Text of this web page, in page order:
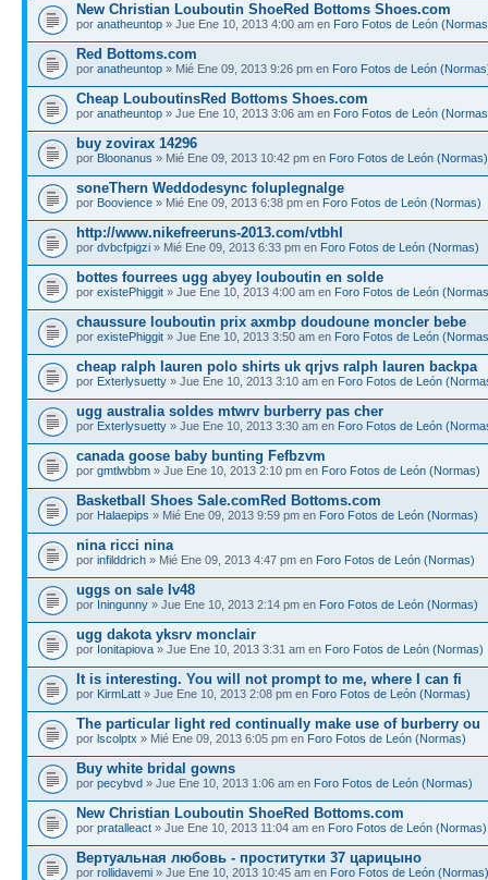
New Christian Louboutin ShoeRed Bottoms Shoes.com
por anatheuntop » Jue Ene 10, 2013 4:00 am en Foro Fotos de León
Red Bottoms.com
por anatheuntop » Mié Ene 09, 2013 9:26 pm en Foro Fotos de León
Cheap LouboutinsRed Bottoms Shoes.com
por anatheuntop » Jue Ene 10, 2013 3:06 am en Foro Fotos de León
buy zovirax 14296
por Bloonanus » Mié Ene 09, 2013 10:42 pm en Foro Fotos de León (Normas)
soneThern Weddodesync foluplegnalge
por Boovience » Mié Ene 09, 2013 6:38 pm en Foro Fotos de León (Normas)
http://www.nikefreeruns-2013.com/vtbhl
por dvbcfpigzi » Mié Ene 09, 2013 6:33 pm en Foro Fotos de León (Normas)
bottes fourrees ugg abyey louboutin en solde
por existePhiggit » Jue Ene 10, 2013 4:00 am en Foro Fotos de León
chaussure louboutin prix axmbp doudoune moncler bebe
por existePhiggit » Jue Ene 10, 2013 3:50 am en Foro Fotos de León
cheap ralph lauren polo shirts uk qrjvs ralph lauren backpa
por Exterlysuetty » Jue Ene 10, 2013 3:10 am en Foro Fotos de León
ugg australia soldes mtwrv burberry pas cher
por Exterlysuetty » Jue Ene 10, 2013 3:30 am en Foro Fotos de León
canada goose baby bunting Fefbzvm
por gmtlwbbm » Jue Ene 10, 2013 2:10 pm en Foro Fotos de León (Normas)
Basketball Shoes Sale.comRed Bottoms.com
por Halaepips » Mié Ene 09, 2013 9:59 pm en Foro Fotos de León (Normas)
nina ricci nina
por infilddrich » Mié Ene 09, 2013 4:47 pm en Foro Fotos de León (Normas)
uggs on sale lv48
por Iningunny » Jue Ene 10, 2013 2:14 pm en Foro Fotos de León (Normas)
ugg dakota yksrv monclair
por Ionitapiova » Jue Ene 10, 2013 3:31 am en Foro Fotos de León (Normas)
It is interesting. You will not prompt to me, where I can fi
por KirmLatt » Jue Ene 10, 2013 2:08 pm en Foro Fotos de León (Normas)
The particular light red continually make use of burberry ou
por lscolptx » Mié Ene 09, 2013 6:05 pm en Foro Fotos de León (Normas)
Buy white bridal gowns
por pecybvd » Jue Ene 10, 2013 1:06 am en Foro Fotos de León (Normas)
New Christian Louboutin ShoeRed Bottoms.com
por pratalleact » Jue Ene 10, 2013 11:04 am en Foro Fotos de León (Normas)
Вертуальная любовь - проститутки 37 царицыно
por rollidavemi » Jue Ene 10, 2013 10:45 am en Foro Fotos de León (Normas)